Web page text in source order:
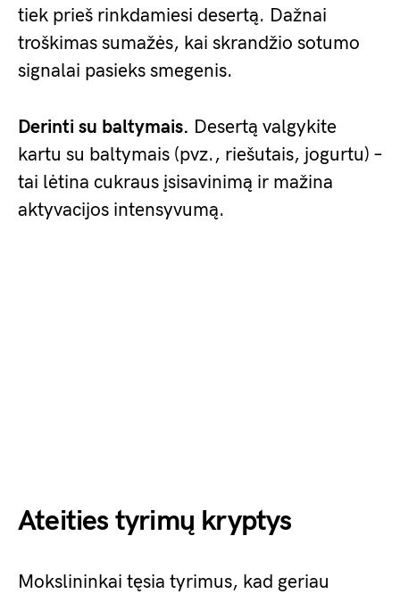
tiek prieš rinkdamiesi desertą. Dažnai
troškimas sumažės, kai skrandžio sotumo
signalai pasieks smegenis.
Derinti su baltymais. Desertą valgykite
kartu su baltymais (pvz., riešutais, jogurtu) –
tai lėtina cukraus įsisavinimą ir mažina
aktyvacijos intensyvumą.
Ateities tyrimų kryptys
Mokslininkai tęsia tyrimus, kad geriau